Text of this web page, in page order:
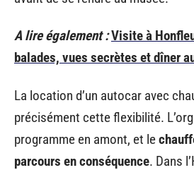
A lire également :Visite à
balades, vues secrètes et dîner
La location d’un autocar avec
précisément cette flexibilité.
programme en amont, et le
parcours en conséquence. Dans